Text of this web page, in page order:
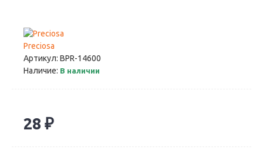
Preciosa
Артикул: BPR-14600
Наличие: В наличии
28 ₽